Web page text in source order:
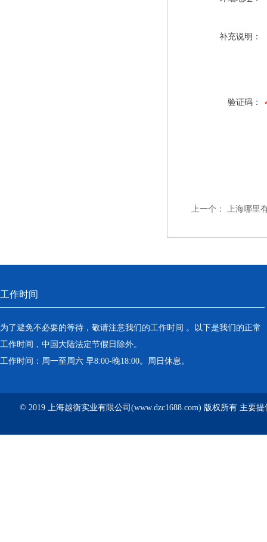
补充说明：
验证码：
上一个： 上海哪里
工作时间
为了避免不必要的等待，敬请注意我们的工作时间 。以下是我们的正常
工作时间，中国大陆法定节假日除外。
工作时间：周一至周六 早8:00-晚18:00。周日休息。
© 2019 上海越衡实业有限公司(www.dzc1688.com) 版权所有 主要提